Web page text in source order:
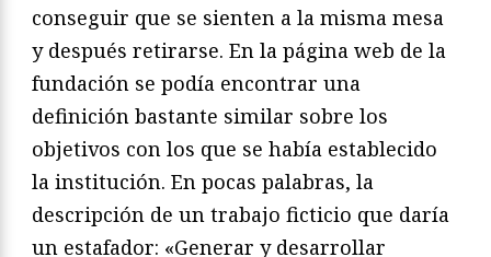
conseguir que se sienten a la misma mesa
y después retirarse. En la página web de la
fundación se podía encontrar una
definición bastante similar sobre los
objetivos con los que se había establecido
la institución. En pocas palabras, la
descripción de un trabajo ficticio que daría
un estafador: «Generar y desarrollar